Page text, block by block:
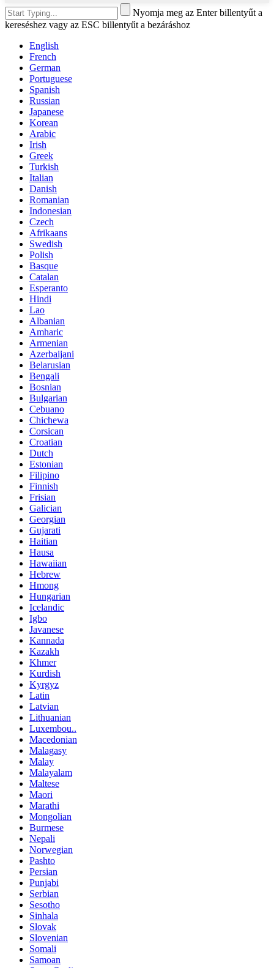
Nyomja meg az Enter billentyűt a
kereséshez vagy az ESC billentyűt a bezáráshoz
English
French
German
Portuguese
Spanish
Russian
Japanese
Korean
Arabic
Irish
Greek
Turkish
Italian
Danish
Romanian
Indonesian
Czech
Afrikaans
Swedish
Polish
Basque
Catalan
Esperanto
Hindi
Lao
Albanian
Amharic
Armenian
Azerbaijani
Belarusian
Bengali
Bosnian
Bulgarian
Cebuano
Chichewa
Corsican
Croatian
Dutch
Estonian
Filipino
Finnish
Frisian
Galician
Georgian
Gujarati
Haitian
Hausa
Hawaiian
Hebrew
Hmong
Hungarian
Icelandic
Igbo
Javanese
Kannada
Kazakh
Khmer
Kurdish
Kyrgyz
Latin
Latvian
Lithuanian
Luxembou..
Macedonian
Malagasy
Malay
Malayalam
Maltese
Maori
Marathi
Mongolian
Burmese
Nepali
Norwegian
Pashto
Persian
Punjabi
Serbian
Sesotho
Sinhala
Slovak
Slovenian
Somali
Samoan